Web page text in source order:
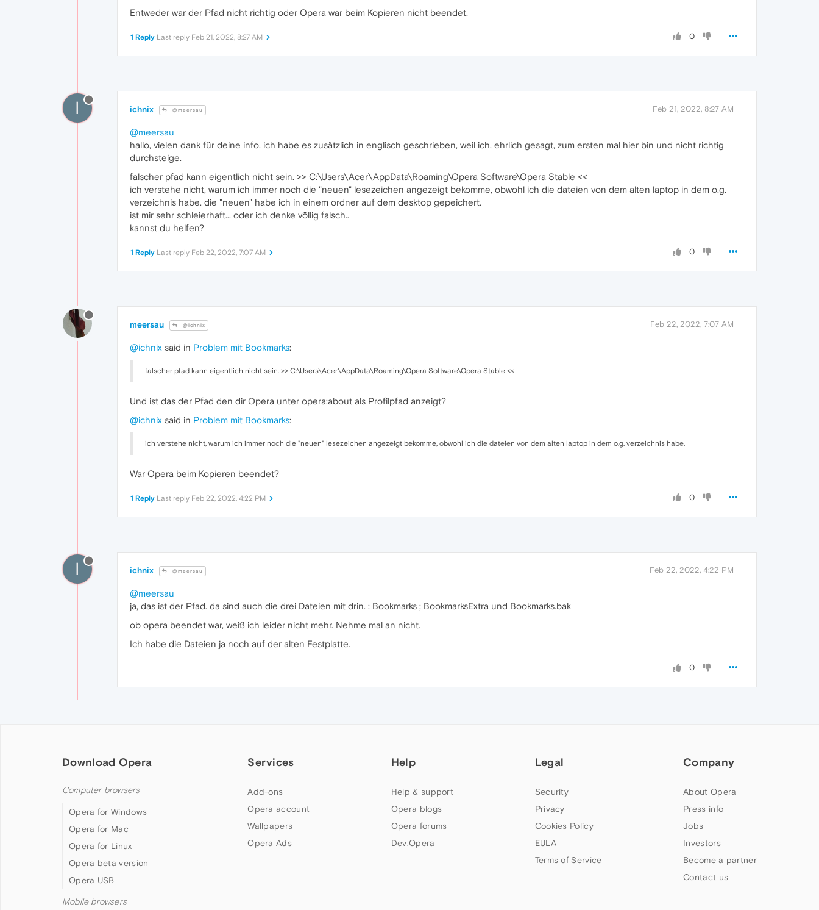
Entweder war der Pfad nicht richtig oder Opera war beim Kopieren nicht beendet.
0
1 Reply Last reply Feb 21, 2022, 8:27 AM
I ichnix @meersau Feb 21, 2022, 8:27 AM
@meersau
hallo, vielen dank für deine info. ich habe es zusätzlich in englisch geschrieben, weil ich, ehrlich gesagt, zum ersten mal hier bin und nicht richtig
durchsteige.
falscher pfad kann eigentlich nicht sein. >> C:\Users\Acer\AppData\Roaming\Opera Software\Opera Stable <<
ich verstehe nicht, warum ich immer noch die "neuen" lesezeichen angezeigt bekomme, obwohl ich die dateien von dem alten laptop in dem o.g.
verzeichnis habe. die "neuen" habe ich in einem ordner auf dem desktop gepeichert.
ist mir sehr schleierhaft... oder ich denke völlig falsch..
kannst du helfen?
0
1 Reply Last reply Feb 22, 2022, 7:07 AM
meersau @ichnix Feb 22, 2022, 7:07 AM
@ichnix said in Problem mit Bookmarks:
falscher pfad kann eigentlich nicht sein. >> C:\Users\Acer\AppData\Roaming\Opera Software\Opera Stable <<
Und ist das der Pfad den dir Opera unter opera:about als Profilpfad anzeigt?
@ichnix said in Problem mit Bookmarks:
ich verstehe nicht, warum ich immer noch die "neuen" lesezeichen angezeigt bekomme, obwohl ich die dateien von dem alten laptop in dem o.g. verzeichnis habe.
War Opera beim Kopieren beendet?
0
1 Reply Last reply Feb 22, 2022, 4:22 PM
I ichnix @meersau Feb 22, 2022, 4:22 PM
@meersau
ja, das ist der Pfad. da sind auch die drei Dateien mit drin. : Bookmarks ; BookmarksExtra und Bookmarks.bak
ob opera beendet war, weiß ich leider nicht mehr. Nehme mal an nicht.
Ich habe die Dateien ja noch auf der alten Festplatte.
0
Download Opera
Computer browsers
Opera for Windows
Opera for Mac
Opera for Linux
Opera beta version
Opera USB
Mobile browsers
Services
Add-ons
Opera account
Wallpapers
Opera Ads
Help
Help & support
Opera blogs
Opera forums
Dev.Opera
Legal
Security
Privacy
Cookies Policy
EULA
Terms of Service
Company
About Opera
Press info
Jobs
Investors
Become a partner
Contact us